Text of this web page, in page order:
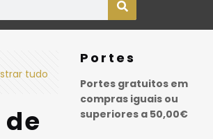
tudo
Portes
Portes gratuitos em
compras iguais ou
superiores a 50,00€